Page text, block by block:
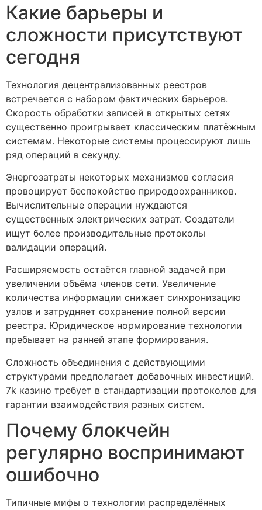
Какие барьеры и
сложности присутствуют
сегодня
Технология децентрализованных реестров
встречается с набором фактических барьеров.
Скорость обработки записей в открытых сетях
существенно проигрывает классическим платёжным
системам. Некоторые системы процессируют лишь
ряд операций в секунду.
Энергозатраты некоторых механизмов согласия
провоцирует беспокойство природоохранников.
Вычислительные операции нуждаются
существенных электрических затрат. Создатели
ищут более производительные протоколы
валидации операций.
Расширяемость остаётся главной задачей при
увеличении объёма членов сети. Увеличение
количества информации снижает синхронизацию
узлов и затрудняет сохранение полной версии
реестра. Юридическое нормирование технологии
пребывает на ранней этапе формирования.
Сложность объединения с действующими
структурами предполагает добавочных инвестиций.
7k казино требует в стандартизации протоколов для
гарантии взаимодействия разных систем.
Почему блокчейн
регулярно воспринимают
ошибочно
Типичные мифы о технологии распределённых